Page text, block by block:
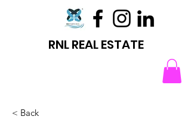
RNL REAL ESTATE
< Back